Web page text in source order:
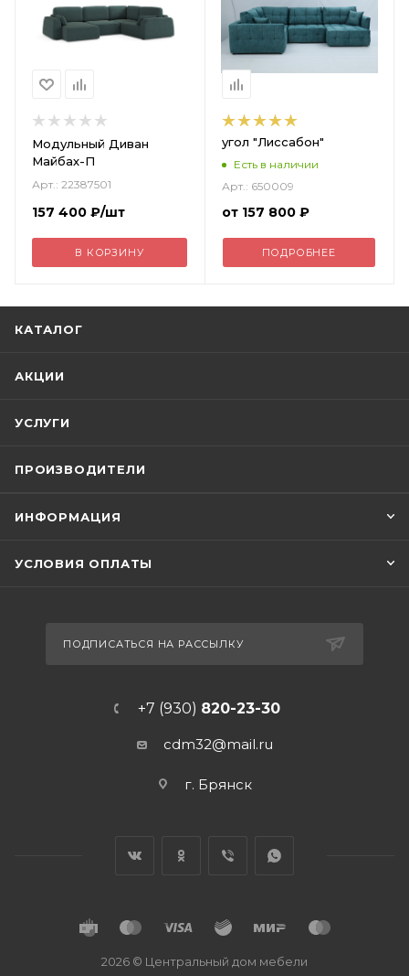
Модульный Диван
Майбах-П
Арт.: 22387501
157 400 ₽/шт
В КОРЗИНУ
угол "Лиссабон"
Есть в наличии
Арт.: 650009
от 157 800 ₽
ПОДРОБНЕЕ
КАТАЛОГ
АКЦИИ
УСЛУГИ
ПРОИЗВОДИТЕЛИ
ИНФОРМАЦИЯ
УСЛОВИЯ ОПЛАТЫ
ПОДПИСАТЬСЯ НА РАССЫЛКУ
+7 (930) 820-23-30
cdm32@mail.ru
г. Брянск
2026 © Центральный дом мебели